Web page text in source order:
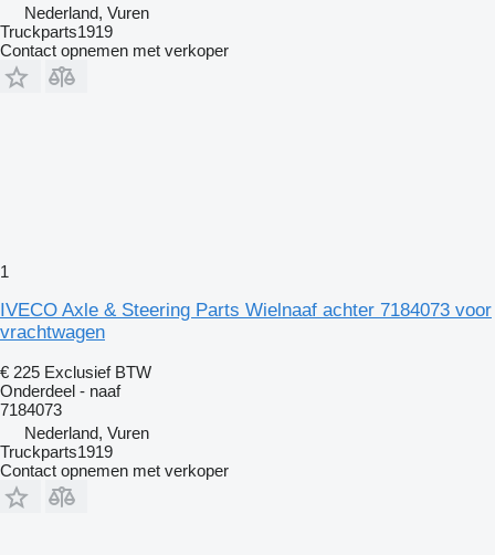
Nederland, Vuren
Truckparts1919
Contact opnemen met verkoper
1
IVECO Axle & Steering Parts Wielnaaf achter 7184073 voor
vrachtwagen
€ 225 Exclusief BTW
Onderdeel - naaf
7184073
Nederland, Vuren
Truckparts1919
Contact opnemen met verkoper